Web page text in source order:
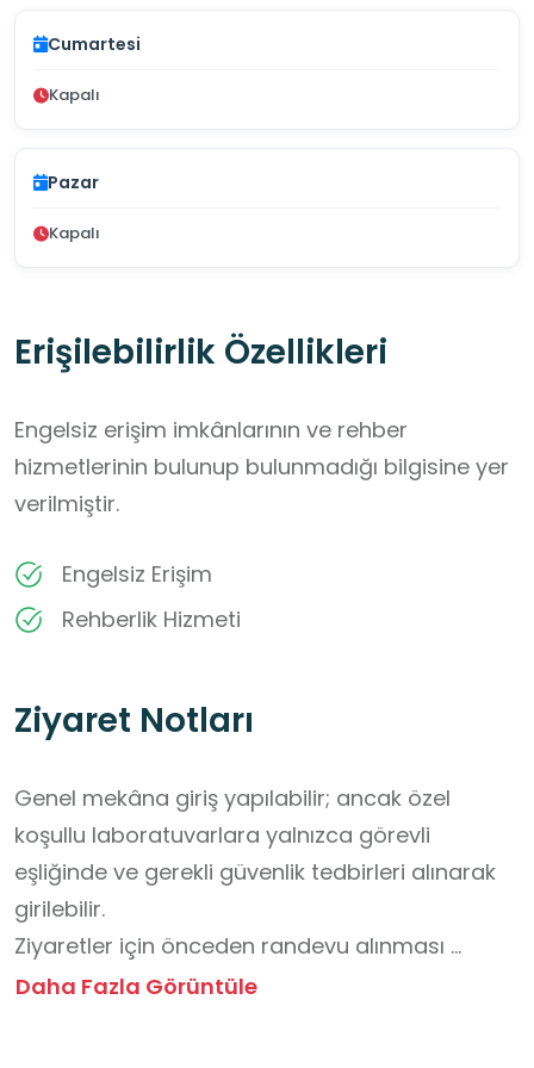
Cumartesi
Kapalı
Pazar
Kapalı
Erişilebilirlik Özellikleri
Engelsiz erişim imkânlarının ve rehber
hizmetlerinin bulunup bulunmadığı bilgisine yer
verilmiştir.
Engelsiz Erişim
Rehberlik Hizmeti
Ziyaret Notları
Genel mekâna giriş yapılabilir; ancak özel
koşullu laboratuvarlara yalnızca görevli
eşliğinde ve gerekli güvenlik tedbirleri alınarak
girilebilir.
Ziyaretler için önceden randevu alınması
tavsiye edilir.
Daha Fazla Görüntüle